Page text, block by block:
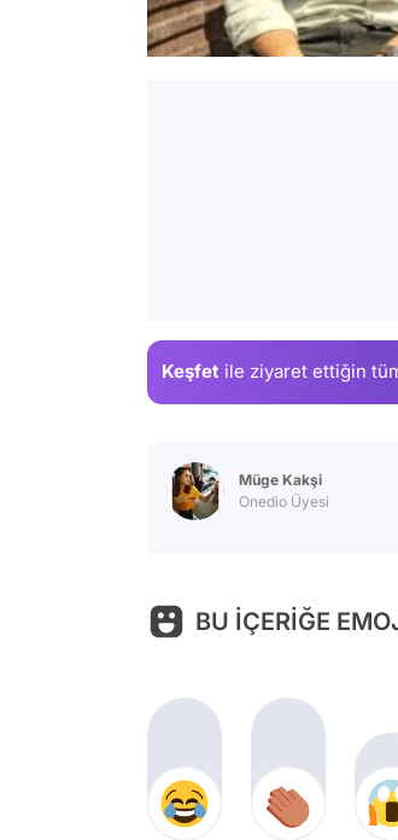
Keşfet ile ziyaret ettiğin
Müge Kakşi
Onedio Üyesi
BU İÇERİĞE